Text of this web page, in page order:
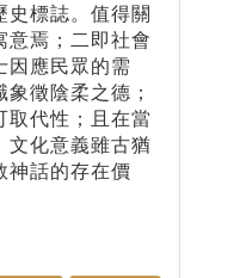
史標誌。值得關
意焉；二即社會
因應民眾的需
徵陰柔之德；
取代性；且在當
文化意義雖古猶
神話的存在價